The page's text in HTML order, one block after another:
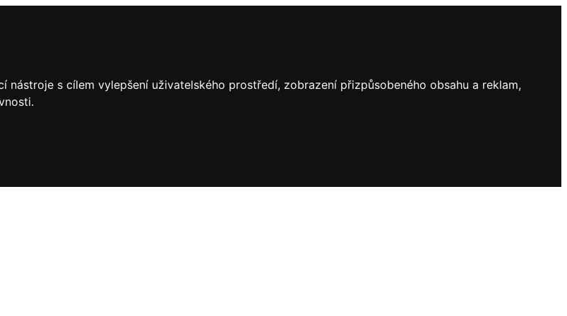
s cílem vylepšení uživatelského prostředí, zobrazení přizpůsobeného obsahu a reklam,